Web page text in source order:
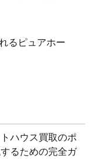
るピュアホー
ハウス買取のポ
るための完全ガ